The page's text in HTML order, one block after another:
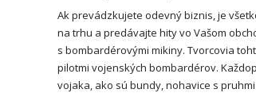
Ak prevádzkujete odevný biznis, je
na trhu a predávajte hity vo Vašom
s bombardérovými mikiny. Tvorcovia
pilotmi vojenských bombardérov.
vojaka, ako sú bundy, nohavice s